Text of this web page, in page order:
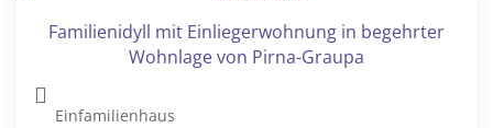
Familienidyll mit Einliegerwohnung in begehrter
Wohnlage von Pirna-Graupa
Einfamilienhaus